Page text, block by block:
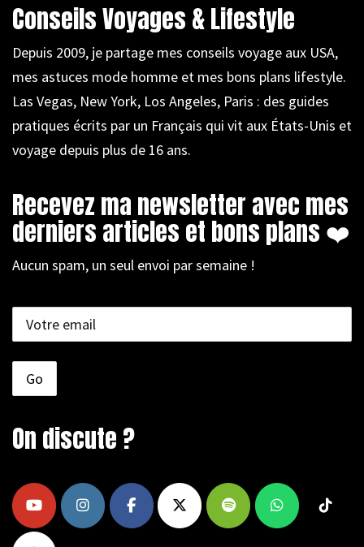
Conseils Voyages & Lifestyle
Depuis 2009, je partage mes conseils voyage aux USA,
mes astuces mode homme et mes bons plans lifestyle.
Las Vegas, New York, Los Angeles, Paris : des guides
pratiques écrits par un Français qui vit aux États-Unis et
voyage depuis plus de 16 ans.
Recevez ma newsletter avec mes
derniers articles et bons plans ❤️
Aucun spam, un seul envoi par semaine !
On discute ?